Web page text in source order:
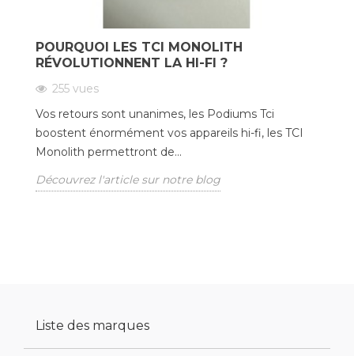
POURQUOI LES TCI MONOLITH
RÉVOLUTIONNENT LA HI-FI ?
255 vues
Vos retours sont unanimes, les Podiums Tci
boostent énormément vos appareils hi-fi, les TCI
Monolith permettront de...
Découvrez l'article sur notre blog
Liste des marques